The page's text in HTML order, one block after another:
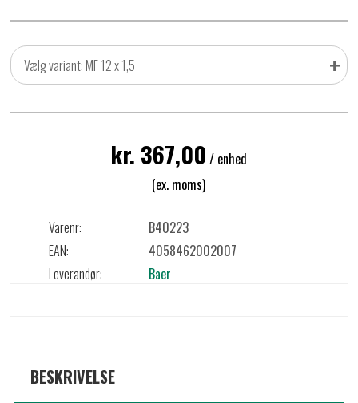
Vælg variant: MF 12 x 1,5 +
kr. 367,00 / enhed
(ex. moms)
Varenr:
B40223
EAN:
4058462002007
Leverandør:
Baer
BESKRIVELSE